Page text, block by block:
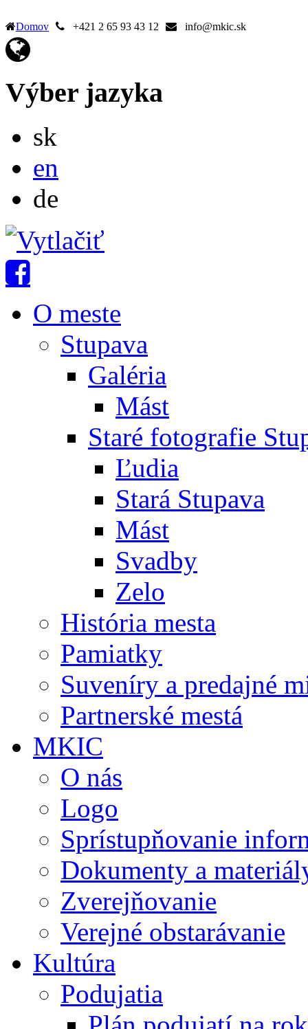
Domov +421 2 65 93 43 12 info@mkic.sk
Výber jazyka
sk
en
de
O meste
Stupava
Galéria
Mást
Staré fotografie
Ľudia
Stará Stupava
Mást
Svadby
Zelo
História mesta
Pamiatky
Suveníry a predajné
Partnerské mestá
MKIC
O nás
Logo
Sprístupňovanie
Dokumenty a
Zverejňovanie
Verejné obstarávanie
Kultúra
Podujatia